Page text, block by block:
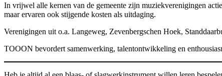
In vrijwel alle kernen van de gemeente zijn muziekverenigingen
maar ervaren ook stijgende kosten als uitdaging.
Verenigingen uit o.a. Langeweg, Zevenbergschen Hoek,
TOOON bevordert samenwerking, talentontwikkeling en